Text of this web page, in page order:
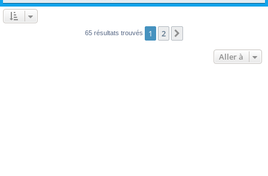
65 résultats trouvés 1 2
Aller à